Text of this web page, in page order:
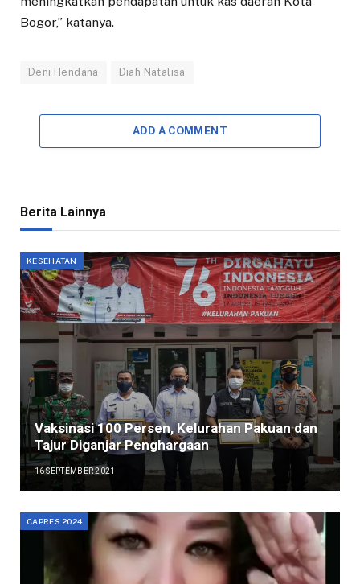
Bogor,” katanya.
Deni Hendana Diah Natalisa
ADD A COMMENT
Berita Lainnya
KESEHATAN
Vaksinasi 100 Persen, Kelurahan Pakuan dan
Tajur Diganjar Penghargaan
16 SEPTEMBER 2021
CAPRES 2024